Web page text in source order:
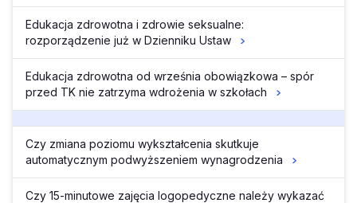
Edukacja zdrowotna i zdrowie seksualne:
rozporządzenie już w Dzienniku Ustaw
Edukacja zdrowotna od września obowiązkowa – spór
przed TK nie zatrzyma wdrożenia w szkołach
Czy zmiana poziomu wykształcenia skutkuje
automatycznym podwyższeniem wynagrodzenia
Czy 15-minutowe zajęcia logopedyczne należy wykazać